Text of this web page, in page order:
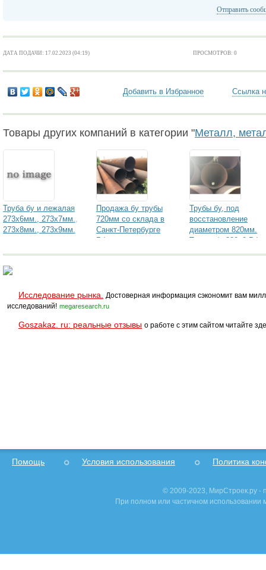
Отправить
ДАТА ПОДАЧИ: 17.02.2023 (04:19) ПРОСМОТРОВ: 0
Добавить в Избранное Ссылка
Товары других компаний в категории "Металл,
Труба бу и лежалая
273х6мм., 273х7мм.,
273х8мм., 273х9мм.
Продажа бу трубы
720мм со склада в
Санкт-Петербурге
РФ
Трубы бу, под
восстановление
диаметром 820мм.
Труба б/у 820х9 РФ
Исследование рынка.
Достоверная информация сэкономит вам
исследований! megaresearch.ru
Goszakaz. ru: реальные отзывы о работе с этим сайтом читайте
Помощь Условия использования Политика
© 2009-2023, МирСтроек.ру -
При полном или частичном использовании